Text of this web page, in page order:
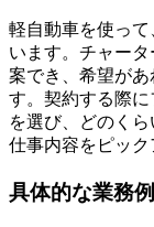
軽自動車を使っ
います。チャー
案でき、希望が
す。契約する際
を選び、どのく
仕事内容をピック
具体的な業務例